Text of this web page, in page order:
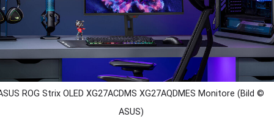
ROG Strix OLED XG27ACDMS XG27AQDMES Monitore (Bild ©
ASUS)